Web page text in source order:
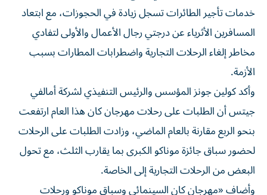
‌خدمات تأجير الطائرات تسجل زيادة في الحجوزات، مع ابتعاد
المسافرين الأثرياء عن درجتي رجال الأعمال والأولى لتفادي
مخاطر إلغاء الرحلات التجارية واضطرابات المطارات بسبب
الأزمة.
وأكد كولين جونز المؤسس والرئيس التنفيذي لشركة ‌أمالفي
جيتس أن الطلبات ‌على رحلات مهرجان كان هذا العام ⁠ارتفعت
بنحو الربع مقارنة بالعام الماضي، وزادت الطلبات على الرحلات
لحضور ‌سباق جائزة موناكو الكبرى بما يقارب الثلث، مع تحول
البعض من الرحلات التجارية إلى الخاصة.
وأضاف «مهرجان كان السينمائي وسباق موناكو ورحلات